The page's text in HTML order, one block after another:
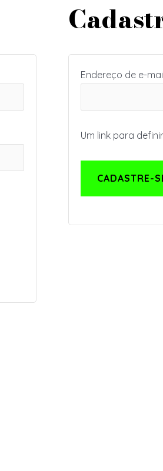
Endereço de e-
Um link para
CADASTRE-